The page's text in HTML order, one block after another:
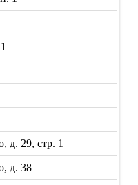
д. 29, стр. 1
д. 38